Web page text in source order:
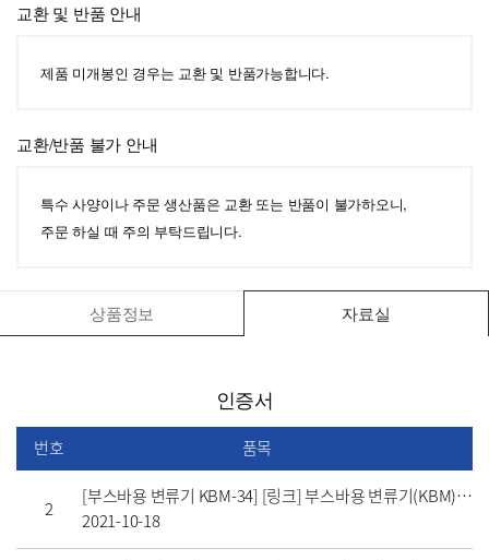
교환 및 반품 안내
제품 미개봉인 경우는 교환 및 반품가능합니다.
교환/반품 불가 안내
특수 사양이나 주문 생산품은 교환 또는 반품이 불가하오니,
주문 하실 때 주의 부탁드립니다.
상품정보 자료실
인증서
번호 품목
2
[부스바용 변류기 KBM-34] [링크] 부스바용 변류기(KBM) 인증서(CE)
2021-10-18